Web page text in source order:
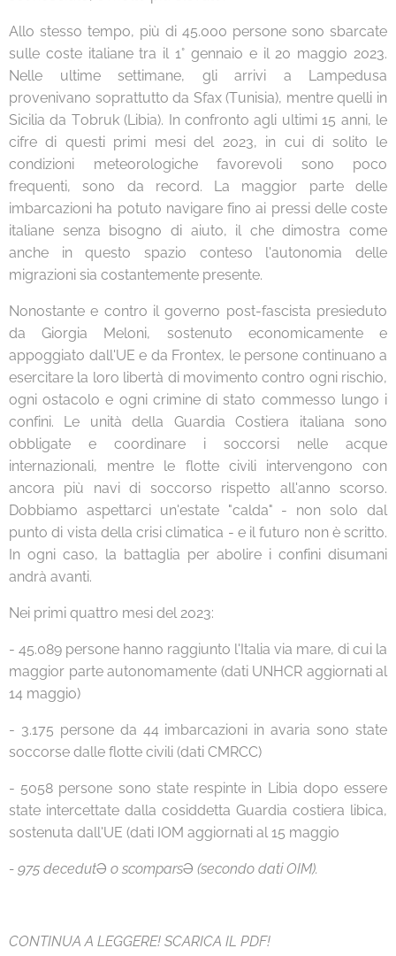
Allo stesso tempo, più di 45.000 persone sono sbarcate
sulle coste italiane tra il 1° gennaio e il 20 maggio 2023.
Nelle ultime settimane, gli arrivi a Lampedusa
provenivano soprattutto da Sfax (Tunisia), mentre quelli in
Sicilia da Tobruk (Libia). In confronto agli ultimi 15 anni, le
cifre di questi primi mesi del 2023, in cui di solito le
condizioni meteorologiche favorevoli sono poco
frequenti, sono da record. La maggior parte delle
imbarcazioni ha potuto navigare fino ai pressi delle coste
italiane senza bisogno di aiuto, il che dimostra come
anche in questo spazio conteso l'autonomia delle
migrazioni sia costantemente presente.
Nonostante e contro il governo post-fascista presieduto
da Giorgia Meloni, sostenuto economicamente e
appoggiato dall'UE e da Frontex, le persone continuano a
esercitare la loro libertà di movimento contro ogni rischio,
ogni ostacolo e ogni crimine di stato commesso lungo i
confini. Le unità della Guardia Costiera italiana sono
obbligate e coordinare i soccorsi nelle acque
internazionali, mentre le flotte civili intervengono con
ancora più navi di soccorso rispetto all'anno scorso.
Dobbiamo aspettarci un'estate "calda" - non solo dal
punto di vista della crisi climatica - e il futuro non è scritto.
In ogni caso, la battaglia per abolire i confini disumani
andrà avanti.
Nei primi quattro mesi del 2023:
- 45.089 persone hanno raggiunto l'Italia via mare, di cui la
maggior parte autonomamente (dati UNHCR aggiornati al
14 maggio)
- 3.175 persone da 44 imbarcazioni in avaria sono state
soccorse dalle flotte civili (dati CMRCC)
- 5058 persone sono state respinte in Libia dopo essere
state intercettate dalla cosiddetta Guardia costiera libica,
sostenuta dall'UE (dati IOM aggiornati al 15 maggio
- 975 decedutƏ o scomparsƏ (secondo dati OIM).
CONTINUA A LEGGERE! SCARICA IL PDF!